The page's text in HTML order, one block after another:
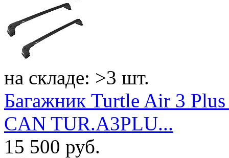
на складе: >3 шт.
Багажник Turtle Air 3
CAN TUR.A3PLU...
15 500 руб.